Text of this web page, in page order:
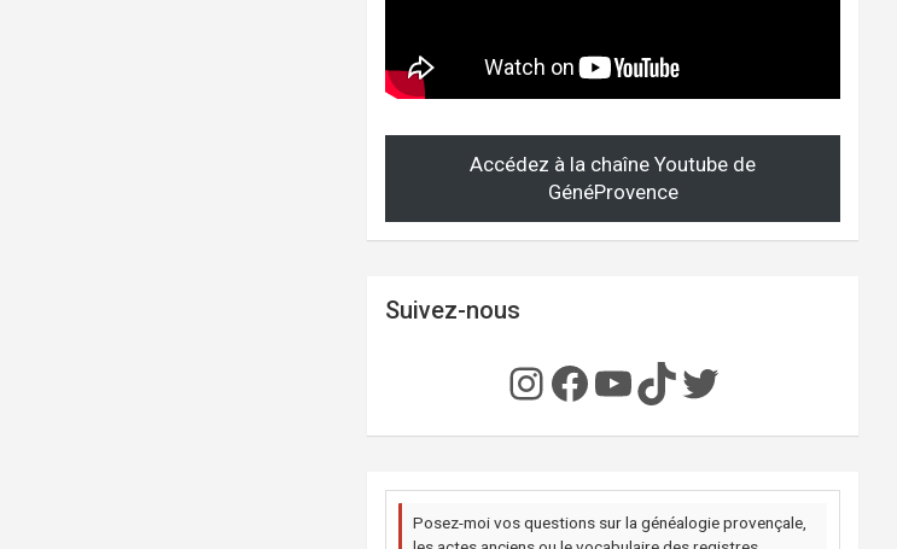
Accédez à la chaîne Youtube de
GénéProvence
Suivez-nous
Instagram
Facebook
YouTube
TikTok
Twitter
Posez-moi vos questions sur la généalogie provençale,